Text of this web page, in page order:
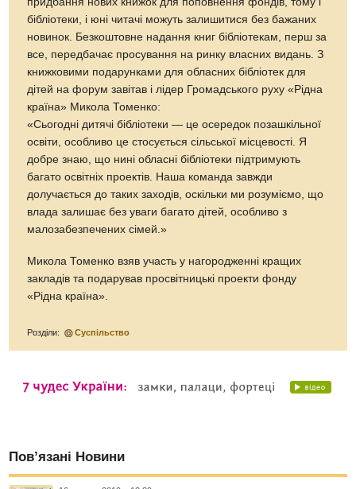
бібліотеки, і юні читачі можуть залишитися без бажаних
новинок. Безкоштовне надання книг бібліотекам, перш за
все, передбачає просування на ринку власних видань. З
книжковими подарунками для обласних бібліотек для
дітей на форум завітав і лідер Громадського руху «Рідна
країна» Микола Томенко:
«Сьогодні дитячі бібліотеки — це осередок позашкільної
освіти, особливо це стосується сільської місцевості. Я
добре знаю, що нині обласні бібліотеки підтримують
багато освітніх проектів. Наша команда завжди
долучається до таких заходів, оскільки ми розуміємо, що
влада залишає без уваги багато дітей, особливо з
малозабезпечених сімей.»
Микола Томенко взяв участь у нагородженні кращих
закладів та подарував просвітницькі проекти фонду
«Рідна країна».
Розділи: Суспільство
Пов’язані Новини